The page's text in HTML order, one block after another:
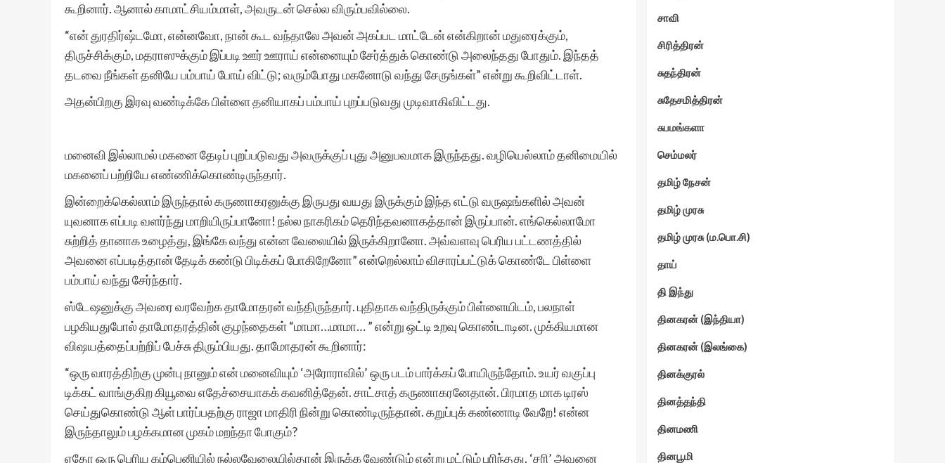
கூறினார். ஆனால் காமாட்சியம்மாள், அவருடன் செல்ல விரும்பவில்லை.
“என் துரதிர்ஷ்டமோ, என்னவோ, நான் கூட வந்தாலே அவன் அகப்பட மாட்டேன் என்கிறான் மதுரைக்கும்,
திருச்சிக்கும், மதராஸுக்கும் இப்படி ஊர் ஊராய் என்னையும் சேர்த்துக் கொண்டு அலைந்தது போதும். இந்தத்
தடவை நீங்கள் தனியே பம்பாய் போய் விட்டு; வரும்போது மகனோடு வந்து சேருங்கள்” என்று கூறிவிட்டாள்.
அதன்பிறகு இரவு வண்டிக்கே பிள்ளை தனியாகப் பம்பாய் புறப்படுவது முடிவாகிவிட்டது.
மனைவி இல்லாமல் மகனை தேடிப் புறப்படுவது அவருக்குப் புது அனுபவமாக இருந்தது. வழியெல்லாம் தனிமையில்
மகனைப் பற்றியே எண்ணிக்கொண்டிருந்தார்.
இன்றைக்கெல்லாம் இருந்தால் கருணாகரனுக்கு இருபது வயது இருக்கும் இந்த எட்டு வருஷங்களில் அவன்
யுவனாக எப்படி வளர்ந்து மாறியிருப்பானோ! நல்ல நாகரிகம் தெரிந்தவனாகத்தான் இருப்பான். எங்கெல்லாமோ
சுற்றித் தானாக உழைத்து, இங்கே வந்து என்ன வேலையில் இருக்கிறானோ. அவ்வளவு பெரிய பட்டணத்தில்
அவனை எப்படித்தான் தேடிக் கண்டு பிடிக்கப் போகிறேனோ” என்றெல்லாம் விசாரப்பட்டுக் கொண்டே பிள்ளை
பம்பாய் வந்து சேர்ந்தார்.
ஸ்டேஷனுக்கு அவரை வரவேற்க தாமோதரன் வந்திருந்தார். புதிதாக வந்திருக்கும் பிள்ளையிடம், பலநாள்
பழகியதுபோல் தாமோதரத்தின் குழந்தைகள் “மாமா…மாமா… ” என்று ஒட்டி உறவு கொண்டாடின. முக்கியமான
விஷயத்தைப்பற்றிப் பேச்சு திரும்பியது. தாமோதரன் கூறினார்:
“ஒரு வாரத்திற்கு முன்பு நானும் என் மனைவியும் ‘அரோராவில்’ ஒரு படம் பார்க்கப் போயிருந்தோம். உயர் வகுப்பு
டிக்கட் வாங்குகிற கியூவை எதேச்சையாகக் கவனித்தேன். சாட்சாத் கருணாகரனேதான். பிரமாத மாக டிரஸ்
செய்துகொண்டு ஆள் பார்ப்பதற்கு ராஜா மாதிரி நின்று கொண்டிருந்தான். கறுப்புக் கண்ணாடி வேறே! என்ன
இருந்தாலும் பழக்கமான முகம் மறந்தா போகும்?
ஏதோ ஒரு பெரிய கம்பெனியில் நல்லவேலையில்தான் இருக்க வேண்டும் என்று மட்டும் புரிந்தது. ‘சரி’ அவனை
சாவி
சிரித்திரன்
சுதந்திரன்
சுதேசமித்திரன்
சுபமங்களா
செம்மலர்
தமிழ் நேசன்
தமிழ் முரசு
தமிழ் முரசு (ம.பொ.சி)
தாய்
தி இந்து
தினகரன் (இந்தியா)
தினகரன் (இலங்கை)
தினக்குரல்
தினத்தந்தி
தினமணி
தினபூமி